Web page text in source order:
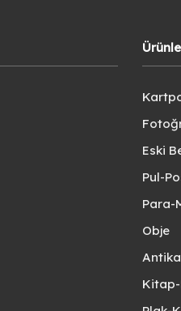
Eski
Pul-
Para-
Obje